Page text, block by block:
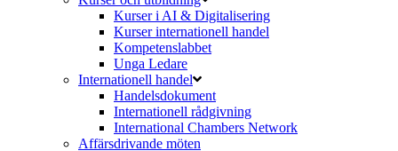
Kurser i AI & Digitalisering
Kurser internationell handel
Kompetenslabbet
Unga Ledare
Internationell handel
Handelsdokument
Internationell rådgivning
International Chambers Network
Affärsdrivande möten